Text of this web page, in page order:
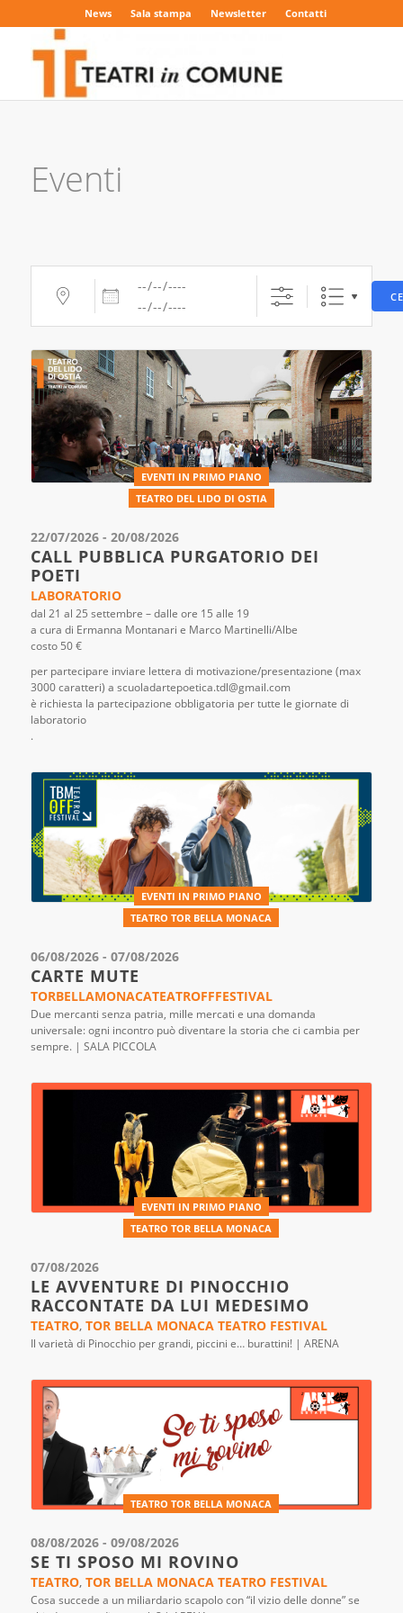
News Sala stampa Newsletter Contatti
Eventi
Vicino ... data
EVENTI IN PRIMO PIANO
TEATRO DEL LIDO DI OSTIA
22/07/2026 - 20/08/2026
CALL PUBBLICA PURGATORIO DEI
POETI
LABORATORIO
dal 21 al 25 settembre – dalle ore 15 alle 19
a cura di Ermanna Montanari e Marco Martinelli/Albe
costo 50 €
per partecipare inviare lettera di motivazione/presentazione (max
3000 caratteri) a scuoladartepoetica.tdl@gmail.com
è richiesta la partecipazione obbligatoria per tutte le giornate di
laboratorio
.
EVENTI IN PRIMO PIANO
TEATRO TOR BELLA MONACA
06/08/2026 - 07/08/2026
CARTE MUTE
TORBELLAMONACATEATROFFFESTIVAL
Due mercanti senza patria, mille mercati e una domanda
universale: ogni incontro può diventare la storia che ci cambia per
sempre. | SALA PICCOLA
EVENTI IN PRIMO PIANO
TEATRO TOR BELLA MONACA
07/08/2026
LE AVVENTURE DI PINOCCHIO
RACCONTATE DA LUI MEDESIMO
TEATRO, TOR BELLA MONACA TEATRO FESTIVAL
Il varietà di Pinocchio per grandi, piccini e… burattini! | ARENA
TEATRO TOR BELLA MONACA
08/08/2026 - 09/08/2026
SE TI SPOSO MI ROVINO
TEATRO, TOR BELLA MONACA TEATRO FESTIVAL
Cosa succede a un miliardario scapolo con “il vizio delle donne” se